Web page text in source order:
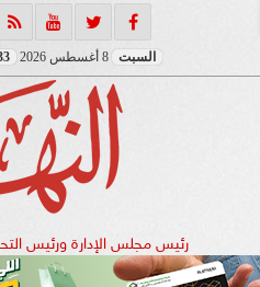
السبت 8 أغسطس 2026
رئيس مجلس الإدارة ورئيس